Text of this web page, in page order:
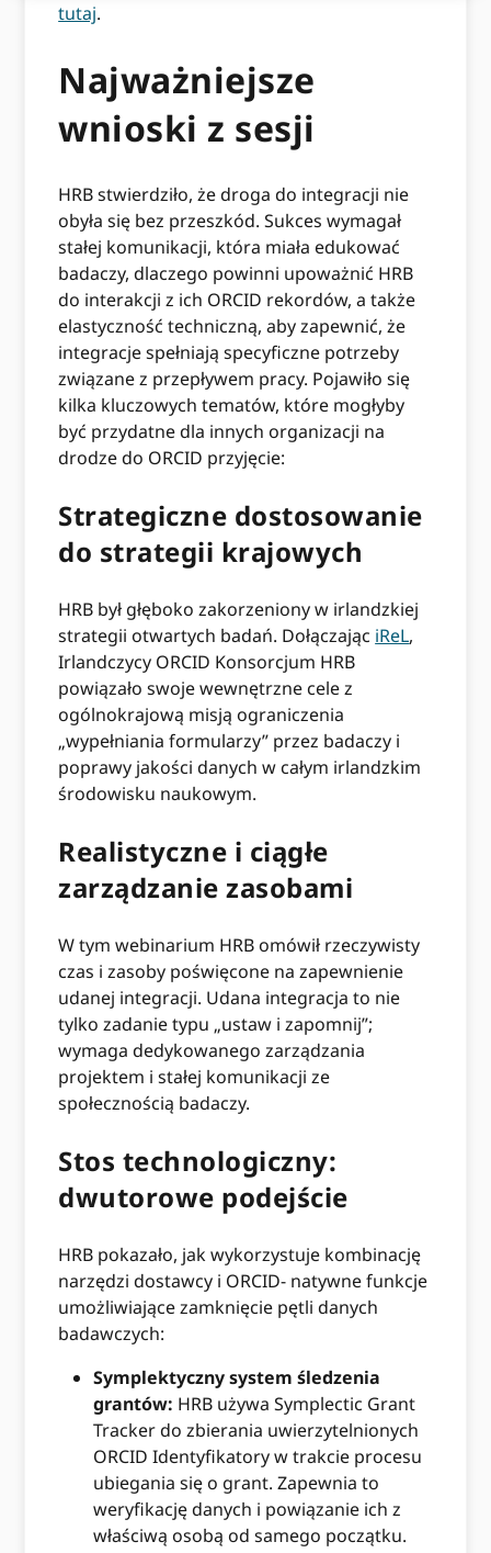
tutaj.
Najważniejsze
wnioski z sesji
HRB stwierdziło, że droga do integracji nie
obyła się bez przeszkód. Sukces wymagał
stałej komunikacji, która miała edukować
badaczy, dlaczego powinni upoważnić HRB
do interakcji z ich ORCID rekordów, a także
elastyczność techniczną, aby zapewnić, że
integracje spełniają specyficzne potrzeby
związane z przepływem pracy. Pojawiło się
kilka kluczowych tematów, które mogłyby
być przydatne dla innych organizacji na
drodze do ORCID przyjęcie:
Strategiczne dostosowanie
do strategii krajowych
HRB był głęboko zakorzeniony w irlandzkiej
strategii otwartych badań. Dołączając iReL,
Irlandczycy ORCID Konsorcjum HRB
powiązało swoje wewnętrzne cele z
ogólnokrajową misją ograniczenia
„wypełniania formularzy” przez badaczy i
poprawy jakości danych w całym irlandzkim
środowisku naukowym.
Realistyczne i ciągłe
zarządzanie zasobami
W tym webinarium HRB omówił rzeczywisty
czas i zasoby poświęcone na zapewnienie
udanej integracji. Udana integracja to nie
tylko zadanie typu „ustaw i zapomnij”;
wymaga dedykowanego zarządzania
projektem i stałej komunikacji ze
społecznością badaczy.
Stos technologiczny:
dwutorowe podejście
HRB pokazało, jak wykorzystuje kombinację
narzędzi dostawcy i ORCID- natywne funkcje
umożliwiające zamknięcie pętli danych
badawczych:
Symplektyczny system śledzenia
grantów: HRB używa Symplectic Grant
Tracker do zbierania uwierzytelnionych
ORCID Identyfikatory w trakcie procesu
ubiegania się o grant. Zapewnia to
weryfikację danych i powiązanie ich z
właściwą osobą od samego początku.